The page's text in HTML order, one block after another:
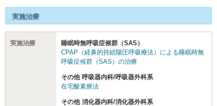
実施治療
実施治療
睡眠時無呼吸症候群（SAS）
CPAP（経鼻的持続陽圧呼吸療法）による睡眠時無
呼吸症候群（SAS）の治療
その他 呼吸器内科/呼吸器外科系
在宅酸素療法
その他 消化器内科/消化器外科系